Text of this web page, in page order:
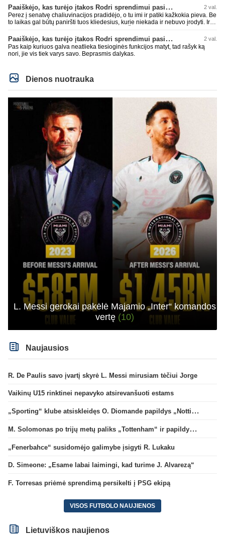
nuryk tiesą" ir patylėk, nes esi neteisus. Čiao!
paskutiniu me tu ne tiek daug.
Paaiškėjo, kas turėjo įtakos Rodri sprendimui pasirinkti Barselonos pusę 2 val.
Perez į senatvę chaliuvinacijos pradidėjo, o tu imi ir patiki kažkokia pieva. Be
to laikas gal būtų paniršti tuos kliedesius, kurie niekada ir nebuvo įrodyti. Ir
esat. Kažkaip ne skaniai kvepia. RM todėl ir yra vienas nekenčiamiausių
daugumos fanų klubas, nes pastoviai verke ir verkia kažkokius kliedesius.
Remktis ne kažkokio Perezo kliedesiais, o faktais.
Paaiškėjo, kas turėjo įtakos Rodri sprendimui pasirinkti Barselonos pusę 2 val.
Pas kaip kuriuos galva neatlieka tiesioginės funkcijos matyt, tad rašyk ką
nori, jie vis tiek varys savo. Beprasmis dalykas.
Dienos nuotrauka
L. Messi gerokai pakėlė Majamio „Inter“ komandos
vertę (10)
Naujausios
R. De Paulis savo įvartį skyrė L. Messi mirusiam tėčiui Jorge
Vaikinų U15 rinktinei nepavyko atsirevanšuoti estams
„Sporting“ klube atsiskleidęs O. Diomande papildys „Nottingham“ gretas
M. Solomonas po trijų metų paliks „Tottenham“ ir papildys „West Ham“ klubą
„Fenerbahce“ susidomėjo galimybe įsigyti R. Lukaku
D. Simeone: „Esame labai laimingi, kad turime J. Alvarezą“
F. Torresas priėmė sprendimą persikelti į PSG ekipą
VISOS FUTBOLO NAUJIENOS
Lietuviškos naujienos